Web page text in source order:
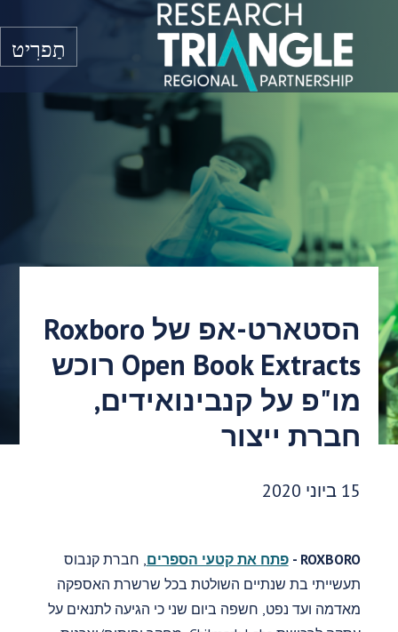
תַפרִיט
הסטארט-אפ של Roxboro
Open Book Extracts רוכש
מו"פ על קנבינואידים,
חברת ייצור
תאריך פרסום:
15 ביוני 2020
ROXBORO - פתח את קטעי הספרים , חברת קנבוס
תעשייתי בת שנתיים השולטת בכל שרשרת האספקה
מאדמה ועד נפט, חשפה ביום שני כי הגיעה לתנאים על